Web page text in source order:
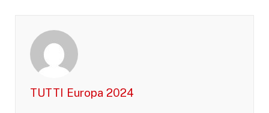
TUTTI Europa 2024